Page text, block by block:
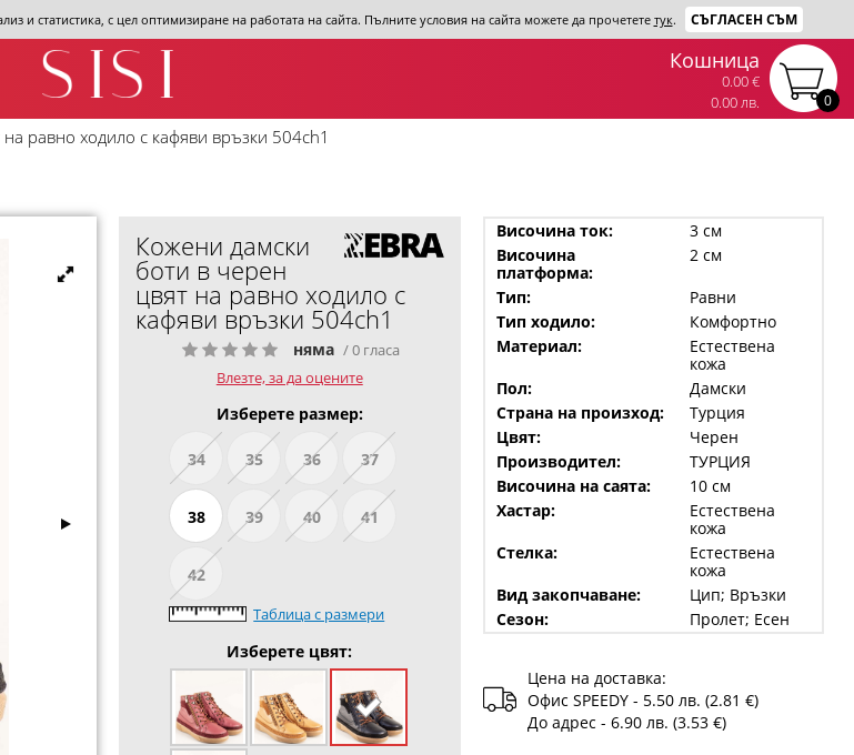
и статистика, с цел оптимизиране на работата на сайта. Пълните условия на сайта можете да прочетете тук. СЪГЛАСЕН СЪМ
0
Кошница
0.00 €
0.00 лв.
равно ходило с кафяви връзки 504ch1
Кожени дамски
боти в черен
цвят на равно ходило с
кафяви връзки 504ch1
няма / 0 гласа
Влезте, за да оцените
Изберете размер:
34 35 36 37
38 39 40 41
42
Таблица с размери
Изберете цвят:
Височина ток:
3 см
Височина
платформа:
2 см
Тип:
Равни
Тип ходило:
Комфортно
Материал:
Естествена
кожа
Пол:
Дамски
Страна на произход:
Турция
Цвят:
Черен
Производител:
ТУРЦИЯ
Височина на саята:
10 см
Хастар:
Естествена
кожа
Стелка:
Естествена
кожа
Вид закопчаване:
Цип; Връзки
Сезон:
Пролет; Есен
Цена на доставка:
Офис SPEEDY - 5.50 лв. (2.81 €)
До адрес - 6.90 лв. (3.53 €)